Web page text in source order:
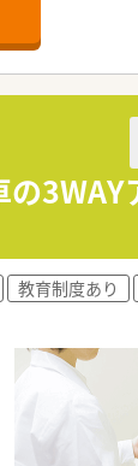
など様々な店
の51店舗設
ひとりが働
の
教育制度あり